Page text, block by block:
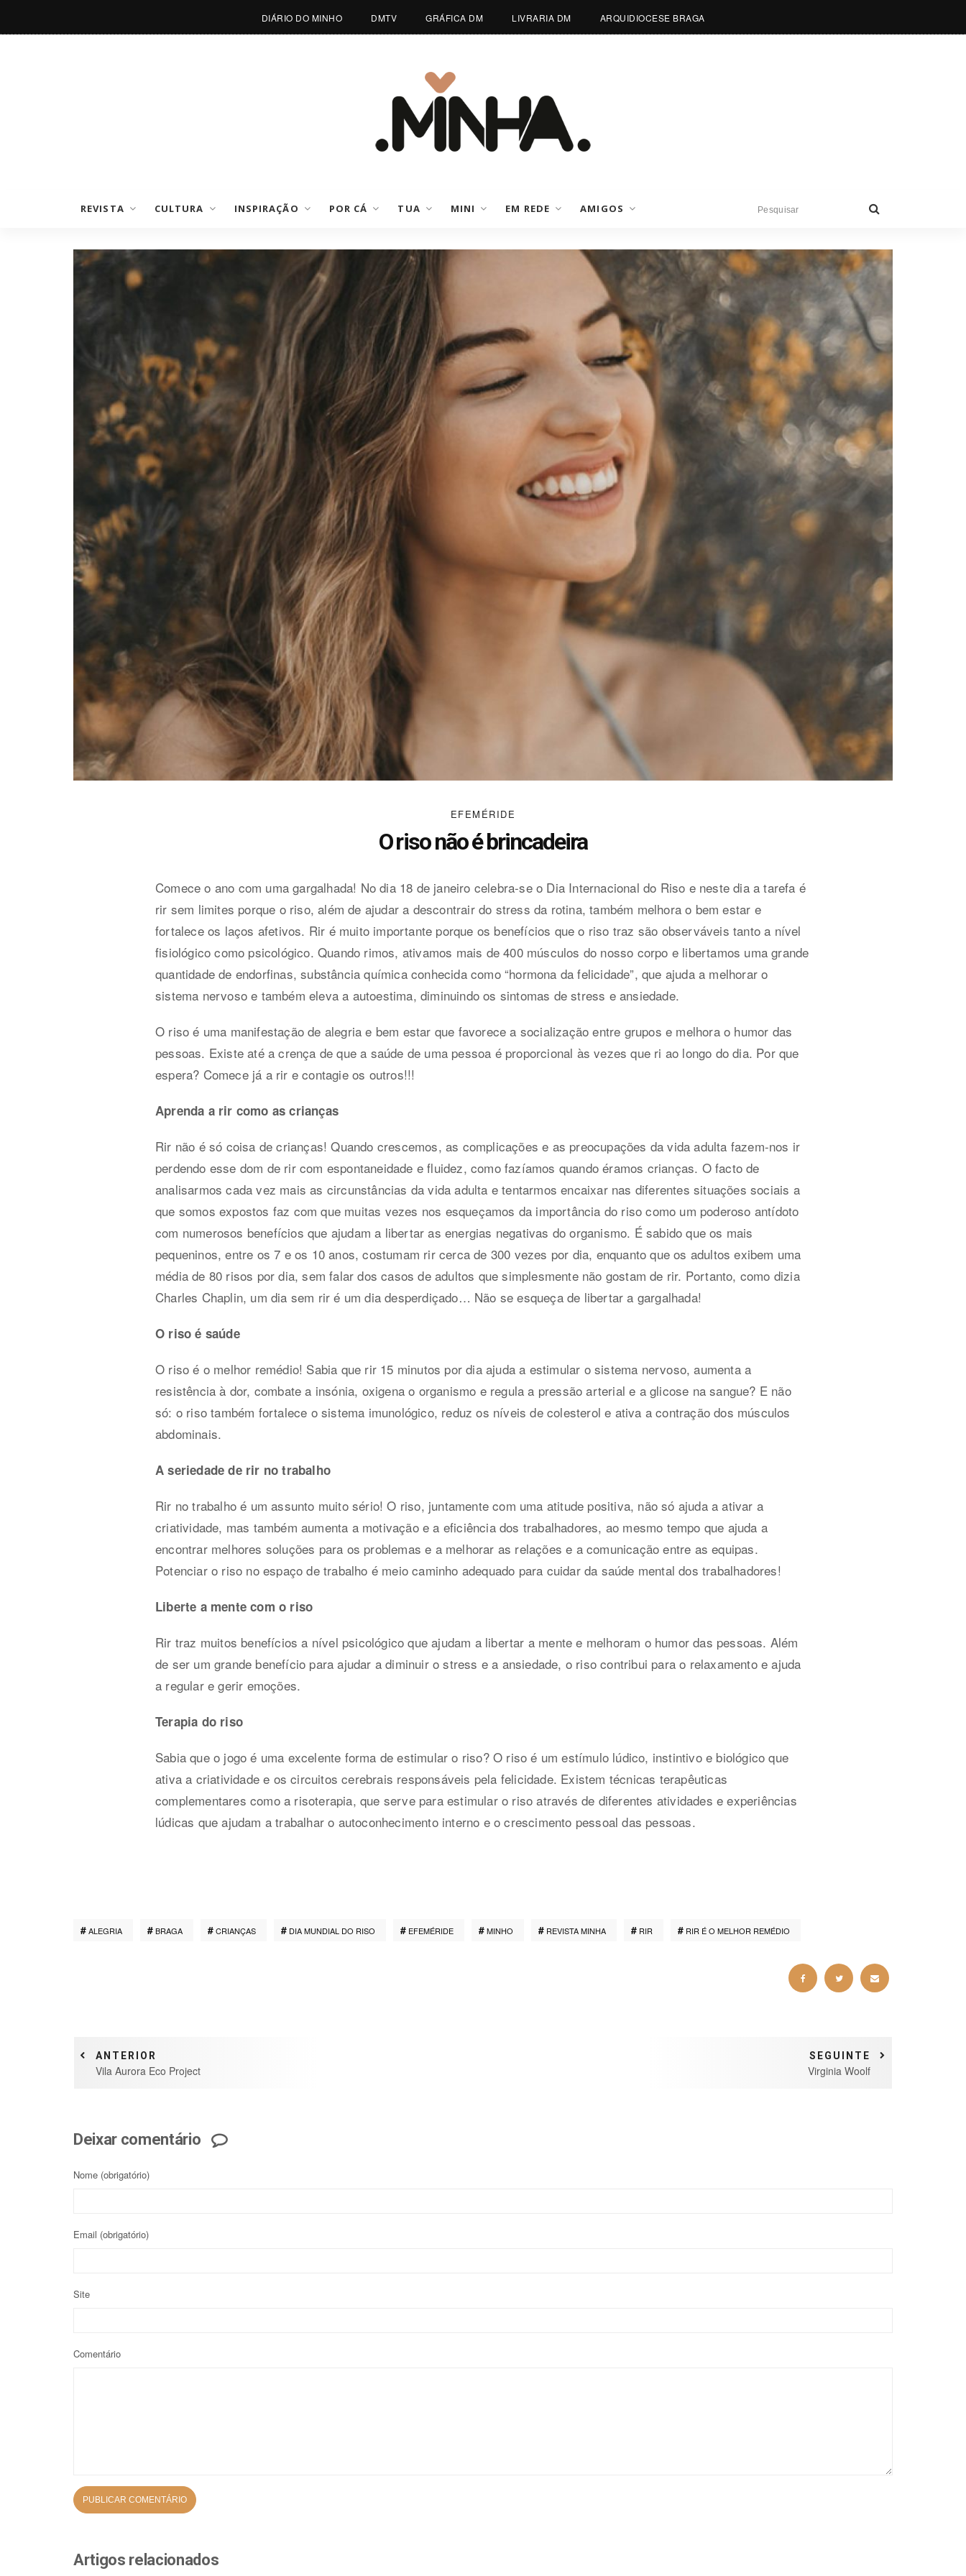
DIÁRIO DO MINHO DMTV GRÁFICA DM LIVRARIA DM ARQUIDIOCESE BRAGA
REVISTA CULTURA INSPIRAÇÃO POR CÁ TUA MINI EM REDE AMIGOS
EFEMÉRIDE
O riso não é brincadeira
Comece o ano com uma gargalhada! No dia 18 de janeiro celebra-se o Dia Internacional do Riso e neste dia a tarefa é
rir sem limites porque o riso, além de ajudar a descontrair do stress da rotina, também melhora o bem estar e
fortalece os laços afetivos. Rir é muito importante porque os benefícios que o riso traz são observáveis tanto a nível
fisiológico como psicológico. Quando rimos, ativamos mais de 400 músculos do nosso corpo e libertamos uma grande
quantidade de endorfinas, substância química conhecida como “hormona da felicidade”, que ajuda a melhorar o
sistema nervoso e também eleva a autoestima, diminuindo os sintomas de stress e ansiedade.
O riso é uma manifestação de alegria e bem estar que favorece a socialização entre grupos e melhora o humor das
pessoas. Existe até a crença de que a saúde de uma pessoa é proporcional às vezes que ri ao longo do dia. Por que
espera? Comece já a rir e contagie os outros!!!
Aprenda a rir como as crianças
Rir não é só coisa de crianças! Quando crescemos, as complicações e as preocupações da vida adulta fazem-nos ir
perdendo esse dom de rir com espontaneidade e fluidez, como fazíamos quando éramos crianças. O facto de
analisarmos cada vez mais as circunstâncias da vida adulta e tentarmos encaixar nas diferentes situações sociais a
que somos expostos faz com que muitas vezes nos esqueçamos da importância do riso como um poderoso antídoto
com numerosos benefícios que ajudam a libertar as energias negativas do organismo. É sabido que os mais
pequeninos, entre os 7 e os 10 anos, costumam rir cerca de 300 vezes por dia, enquanto que os adultos exibem uma
média de 80 risos por dia, sem falar dos casos de adultos que simplesmente não gostam de rir. Portanto, como dizia
Charles Chaplin, um dia sem rir é um dia desperdiçado… Não se esqueça de libertar a gargalhada!
O riso é saúde
O riso é o melhor remédio! Sabia que rir 15 minutos por dia ajuda a estimular o sistema nervoso, aumenta a
resistência à dor, combate a insónia, oxigena o organismo e regula a pressão arterial e a glicose na sangue? E não
só: o riso também fortalece o sistema imunológico, reduz os níveis de colesterol e ativa a contração dos músculos
abdominais.
A seriedade de rir no trabalho
Rir no trabalho é um assunto muito sério! O riso, juntamente com uma atitude positiva, não só ajuda a ativar a
criatividade, mas também aumenta a motivação e a eficiência dos trabalhadores, ao mesmo tempo que ajuda a
encontrar melhores soluções para os problemas e a melhorar as relações e a comunicação entre as equipas.
Potenciar o riso no espaço de trabalho é meio caminho adequado para cuidar da saúde mental dos trabalhadores!
Liberte a mente com o riso
Rir traz muitos benefícios a nível psicológico que ajudam a libertar a mente e melhoram o humor das pessoas. Além
de ser um grande benefício para ajudar a diminuir o stress e a ansiedade, o riso contribui para o relaxamento e ajuda
a regular e gerir emoções.
Terapia do riso
Sabia que o jogo é uma excelente forma de estimular o riso? O riso é um estímulo lúdico, instintivo e biológico que
ativa a criatividade e os circuitos cerebrais responsáveis pela felicidade. Existem técnicas terapêuticas
complementares como a risoterapia, que serve para estimular o riso através de diferentes atividades e experiências
lúdicas que ajudam a trabalhar o autoconhecimento interno e o crescimento pessoal das pessoas.
ALEGRIA BRAGA CRIANÇAS DIA MUNDIAL DO RISO EFEMÉRIDE MINHO REVISTA MINHA RIR RIR É O MELHOR REMÉDIO
ANTERIOR
Vila Aurora Eco Project
SEGUINTE
Virginia Woolf
Deixar comentário
Nome (obrigatório)
Email (obrigatório)
Site
Comentário
Artigos relacionados